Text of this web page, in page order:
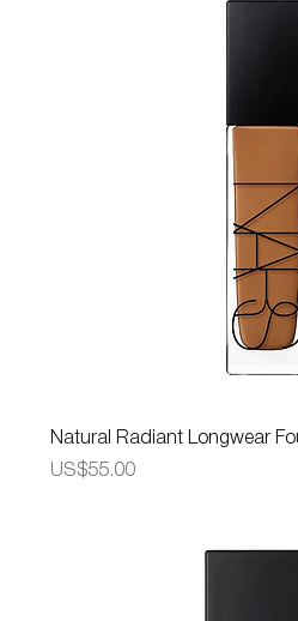
Natural Radiant Longwear
가격
US$55.00